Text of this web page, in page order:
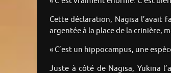
Cette déclaration, Nagisa l’avait
argentée à la place de la crinière,
« C’est un hippocampus, une
Juste à côté de Nagisa, Yukina